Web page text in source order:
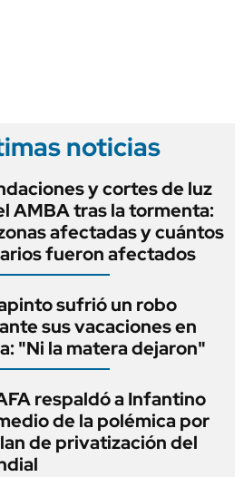
noticias
y cortes de luz
AMBA tras la tormenta:
afectadas y cuántos
fueron afectados
sufrió un robo
sus vacaciones en
"Ni la matera dejaron"
respaldó a Infantino
de la polémica por
de privatización del